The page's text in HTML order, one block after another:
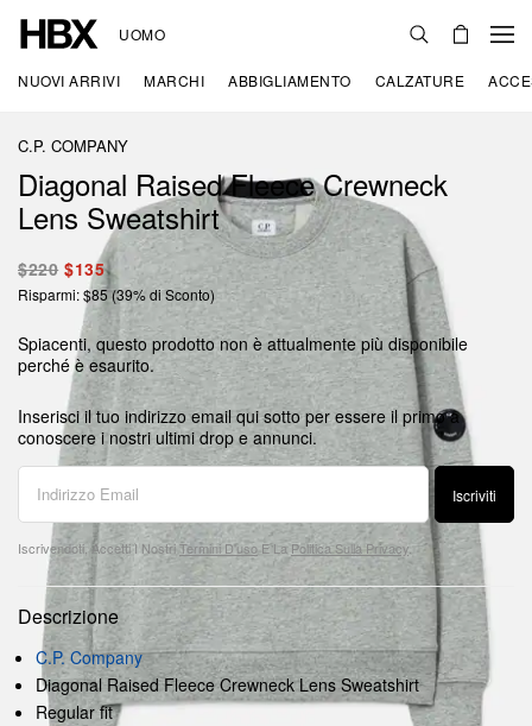
UOMO
NUOVI ARRIVI MARCHI ABBIGLIAMENTO CALZATURE
C.P. COMPANY
Diagonal Raised Fleece Crewneck
Lens Sweatshirt
$220 $135
Risparmi: $85 (39% di Sconto)
Spiacenti, questo prodotto non è attualmente più disponibile
perché è esaurito.
Inserisci il tuo indirizzo email qui sotto per essere il primo a
conoscere i nostri ultimi drop e annunci.
Iscriviti
Iscrivendoti, Accetti I NostriTermini D'usoE LaPolitica Sulla Privacy
Descrizione
C.P. Company
Diagonal Raised Fleece Crewneck Lens Sweatshirt
Regular fit